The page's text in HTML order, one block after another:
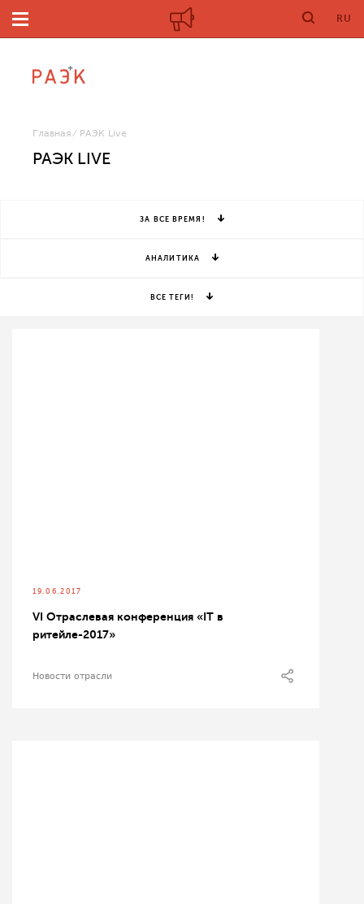
RU
Главная РАЭК Live
РАЭК LIVE
ЗА ВСЕ ВРЕМЯ!
АНАЛИТИКА
ВСЕ ТЕГИ!
19.06.2017
VI Отраслевая конференция «IT в
ритейле-2017»
Новости отрасли